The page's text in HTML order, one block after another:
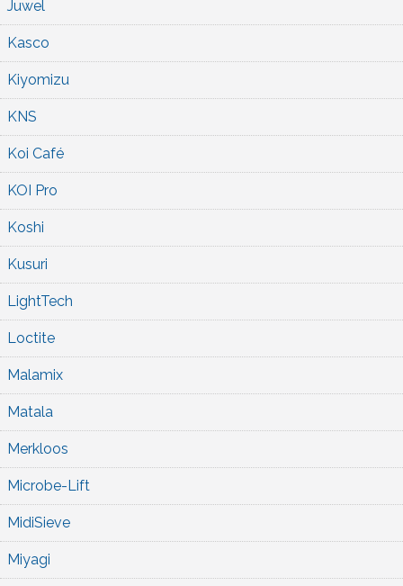
Juwel
Kasco
Kiyomizu
KNS
Koi Café
KOI Pro
Koshi
Kusuri
LightTech
Loctite
Malamix
Matala
Merkloos
Microbe-Lift
MidiSieve
Miyagi